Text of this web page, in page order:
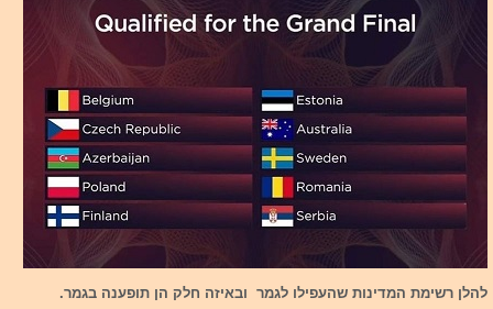
להלן רשימת המדינות שהעפילו לגמר ובאיזה חלק הן תופענה בגמר.